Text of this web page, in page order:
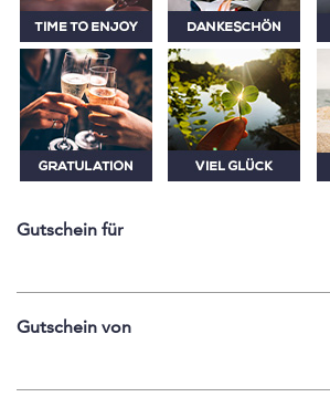
Gutschein für
Gutschein von